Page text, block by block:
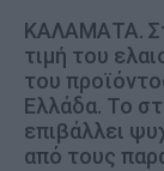
ΚΑΛΑΜΑΤΑ.
τιμή του
του
Ελλάδα. Το
επιβάλλει
από τους